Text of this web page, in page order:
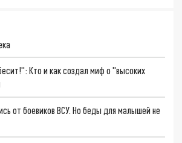
Кто и как создал миф о "высоких
от боевиков ВСУ. Но беды для малышей не